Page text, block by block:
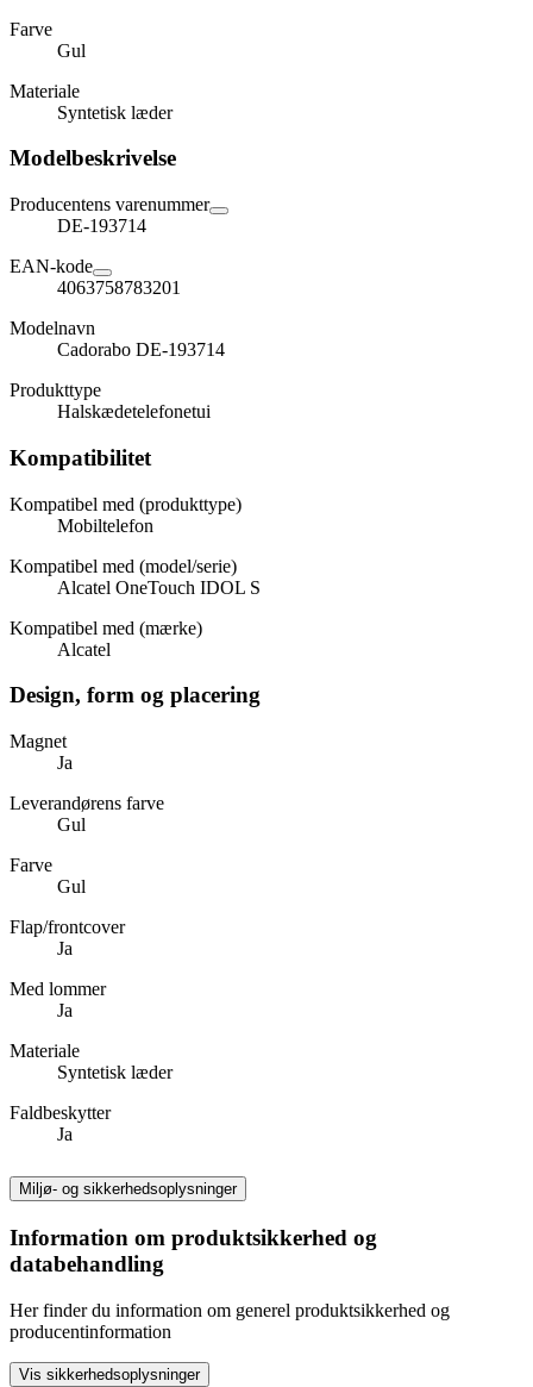
Farve
Gul
Materiale
Syntetisk læder
Modelbeskrivelse
Producentens varenummer
DE-193714
EAN-kode
4063758783201
Modelnavn
Cadorabo DE-193714
Produkttype
Halskædetelefonetui
Kompatibilitet
Kompatibel med (produkttype)
Mobiltelefon
Kompatibel med (model/serie)
Alcatel OneTouch IDOL S
Kompatibel med (mærke)
Alcatel
Design, form og placering
Magnet
Ja
Leverandørens farve
Gul
Farve
Gul
Flap/frontcover
Ja
Med lommer
Ja
Materiale
Syntetisk læder
Faldbeskytter
Ja
Miljø- og sikkerhedsoplysninger
Information om produktsikkerhed og
databehandling
Her finder du information om generel produktsikkerhed og
producentinformation
Vis sikkerhedsoplysninger